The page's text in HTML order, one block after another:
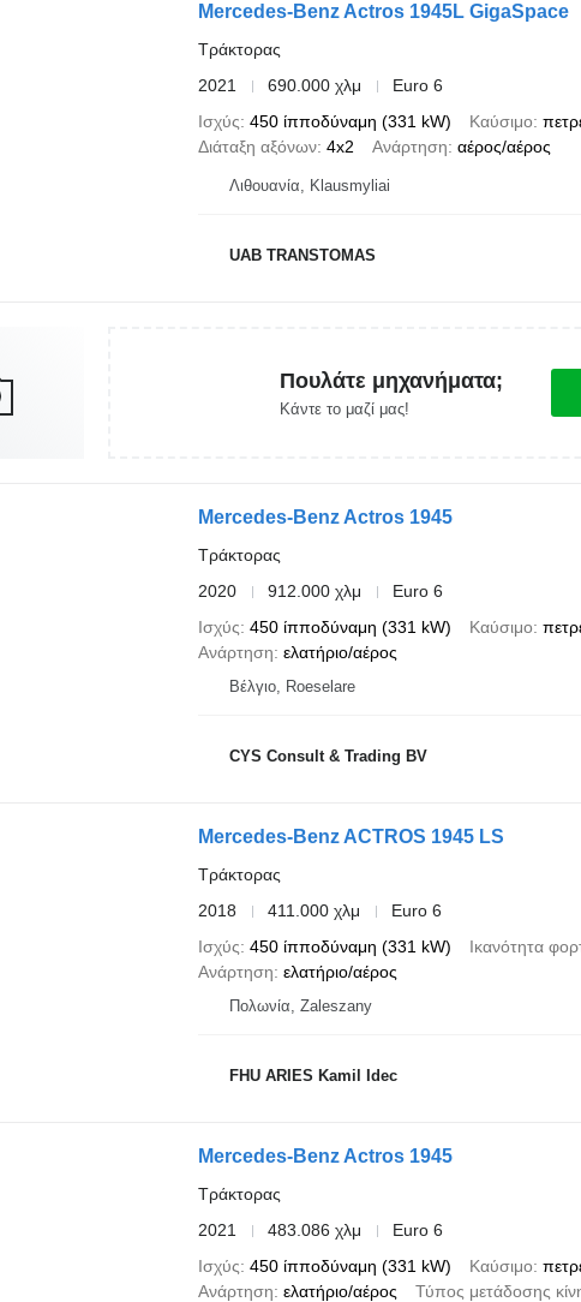
Mercedes-Benz Actros 1945L GigaSpace
Τράκτορας
2021
690.000 χλμ
Euro 6
Ισχύς 450 ίπποδύναμη (331 kW) Καύσιμο
Διάταξη αξόνων 4x2 Ανάρτηση αέρος/αέρος
Λιθουανία, Klausmyliai
UAB TRANSTOMAS
Πουλάτε μηχανήματα;
Κάντε το μαζί μας!
Mercedes-Benz Actros 1945
Τράκτορας
2020
912.000 χλμ
Euro 6
Ισχύς 450 ίπποδύναμη (331 kW) Καύσιμο
Ανάρτηση ελατήριο/αέρος
Βέλγιο, Roeselare
CYS Consult & Trading BV
Mercedes-Benz ACTROS 1945 LS
Τράκτορας
2018
411.000 χλμ
Euro 6
Ισχύς 450 ίπποδύναμη (331 kW) Ικανότητα
Ανάρτηση ελατήριο/αέρος
Πολωνία, Zaleszany
FHU ARIES Kamil Idec
Mercedes-Benz Actros 1945
Τράκτορας
2021
483.086 χλμ
Euro 6
Ισχύς 450 ίπποδύναμη (331 kW) Καύσιμο
Ανάρτηση ελατήριο/αέρος Τύπος μετάδοσης